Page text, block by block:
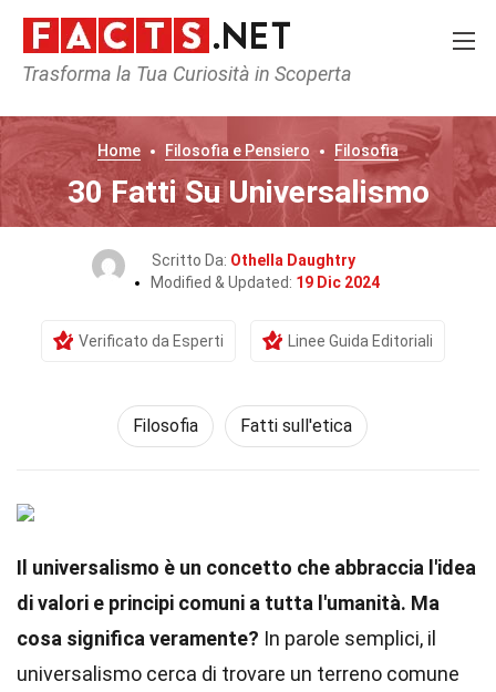
Trasforma la Tua Curiosità in Scoperta
Home Filosofia e Pensiero Filosofia
30 Fatti Su Universalismo
Scritto Da: Othella Daughtry
Modified & Updated: 19 Dic 2024
Verificato da Esperti Linee Guida Editoriali
Filosofia Fatti sull'etica
Il universalismo è un concetto che abbraccia l'idea
di valori e principi comuni a tutta l'umanità. Ma
cosa significa veramente? In parole semplici, il
universalismo cerca di trovare un terreno comune